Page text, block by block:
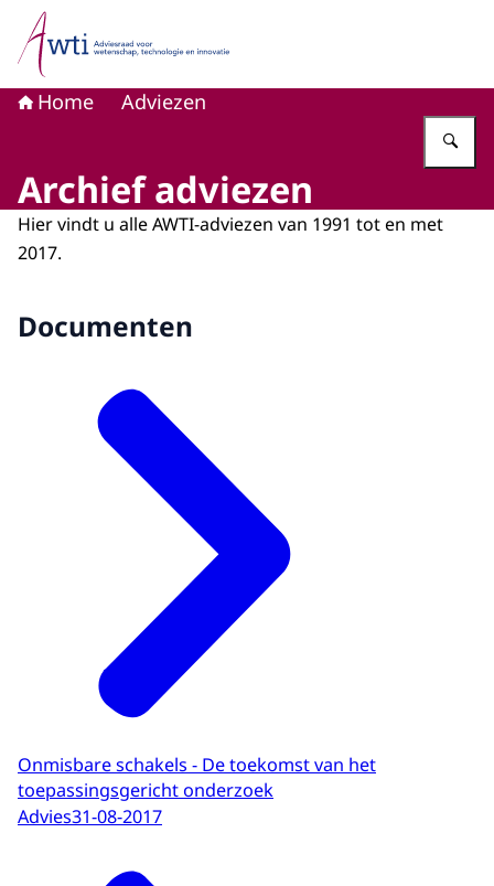
Naar de homepage van Adviesraad voor wetenschap,
Home Adviezen
Archief adviezen
Hier vindt u alle AWTI-adviezen van 1991 tot en met
2017.
Documenten
Onmisbare schakels - De toekomst van het
toepassingsgericht onderzoek
Advies31-08-2017